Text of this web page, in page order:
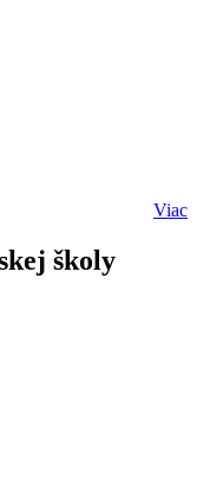
Viac
školy